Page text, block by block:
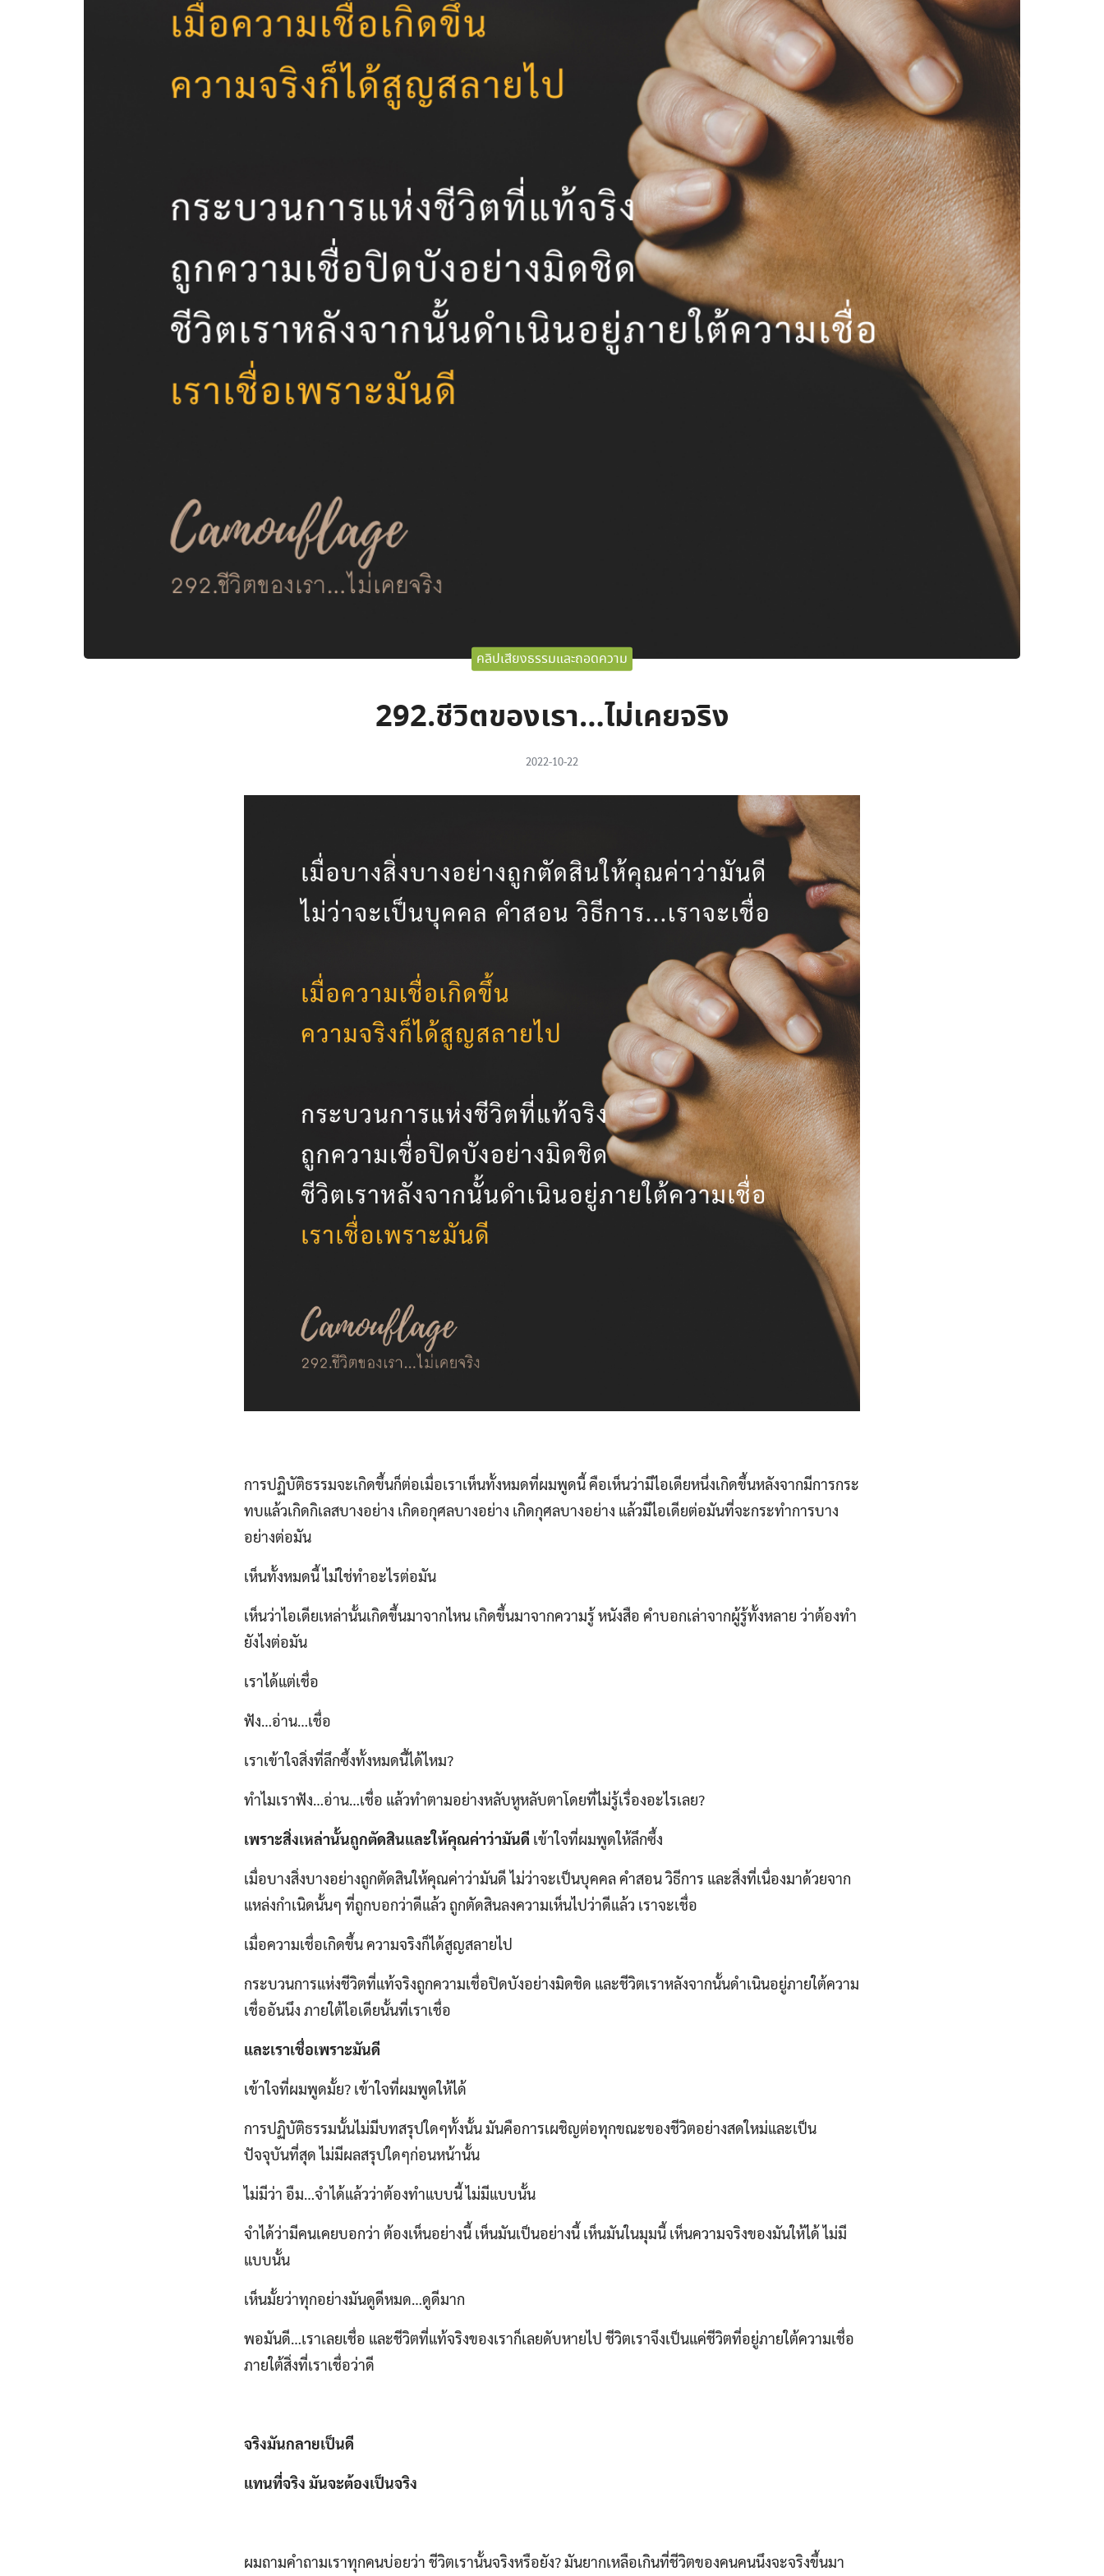
คลิปเสียงธรรมและถอดความ
292.ชีวิตของเรา…ไม่เคยจริง
2022-10-22
การปฏิบัติธรรมจะเกิดขึ้นก็ต่อเมื่อเราเห็นทั้งหมดที่ผมพูดนี้ คือเห็นว่ามีไอเดียหนึ่งเกิดขึ้นหลังจากมีการกระ
ทบแล้วเกิดกิเลสบางอย่าง เกิดอกุศลบางอย่าง เกิดกุศลบางอย่าง แล้วมีไอเดียต่อมันที่จะกระทำการบาง
อย่างต่อมัน
เห็นทั้งหมดนี้ ไม่ใช่ทำอะไรต่อมัน
เห็นว่าไอเดียเหล่านั้นเกิดขึ้นมาจากไหน เกิดขึ้นมาจากความรู้ หนังสือ คำบอกเล่าจากผู้รู้ทั้งหลาย ว่าต้องทำ
ยังไงต่อมัน
เราได้แต่เชื่อ
ฟัง…อ่าน…เชื่อ
เราเข้าใจสิ่งที่ลึกซึ้งทั้งหมดนี้ได้ไหม?
ทำไมเราฟัง…อ่าน…เชื่อ แล้วทำตามอย่างหลับหูหลับตาโดยที่ไม่รู้เรื่องอะไรเลย?
เพราะสิ่งเหล่านั้นถูกตัดสินและให้คุณค่าว่ามันดี เข้าใจที่ผมพูดให้ลึกซึ้ง
เมื่อบางสิ่งบางอย่างถูกตัดสินให้คุณค่าว่ามันดี ไม่ว่าจะเป็นบุคคล คำสอน วิธีการ และสิ่งที่เนื่องมาด้วยจาก
แหล่งกำเนิดนั้นๆ ที่ถูกบอกว่าดีแล้ว ถูกตัดสินลงความเห็นไปว่าดีแล้ว เราจะเชื่อ
เมื่อความเชื่อเกิดขึ้น ความจริงก็ได้สูญสลายไป
กระบวนการแห่งชีวิตที่แท้จริงถูกความเชื่อปิดบังอย่างมิดชิด และชีวิตเราหลังจากนั้นดำเนินอยู่ภายใต้ความ
เชื่ออันนึง ภายใต้ไอเดียนั้นที่เราเชื่อ
และเราเชื่อเพราะมันดี
เข้าใจที่ผมพูดมั้ย? เข้าใจที่ผมพูดให้ได้
การปฏิบัติธรรมนั้นไม่มีบทสรุปใดๆทั้งนั้น มันคือการเผชิญต่อทุกขณะของชีวิตอย่างสดใหม่และเป็น
ปัจจุบันที่สุด ไม่มีผลสรุปใดๆก่อนหน้านั้น
ไม่มีว่า อืม…จำได้แล้วว่าต้องทำแบบนี้ ไม่มีแบบนั้น
จำได้ว่ามีคนเคยบอกว่า ต้องเห็นอย่างนี้ เห็นมันเป็นอย่างนี้ เห็นมันในมุมนี้ เห็นความจริงของมันให้ได้ ไม่มี
แบบนั้น
เห็นมั้ยว่าทุกอย่างมันดูดีหมด…ดูดีมาก
พอมันดี…เราเลยเชื่อ และชีวิตที่แท้จริงของเราก็เลยดับหายไป ชีวิตเราจึงเป็นแค่ชีวิตที่อยู่ภายใต้ความเชื่อ
ภายใต้สิ่งที่เราเชื่อว่าดี
จริงมันกลายเป็นดี
แทนที่จริง มันจะต้องเป็นจริง
ผมถามคำถามเราทุกคนบ่อยว่า ชีวิตเรานั้นจริงหรือยัง? มันยากเหลือเกินที่ชีวิตของคนคนนึงจะจริงขึ้นมา